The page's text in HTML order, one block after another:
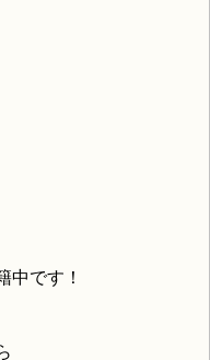
中です！